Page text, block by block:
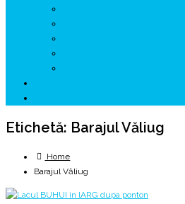
Etichetă: Barajul Văliug
Home
Barajul Văliug